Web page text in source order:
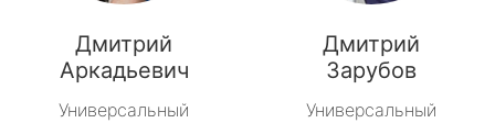
Дмитрий
Аркадьевич
Универсальный
Дмитрий
Зарубов
Универсальный